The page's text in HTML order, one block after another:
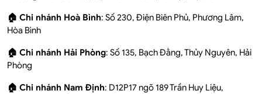
🏠 Chi nhánh Hoà Bình: Số 230, Điện Biên Phủ, Phương Lâm,
Hòa Bình
🏠 Chi nhánh Hải Phòng: Số 135, Bạch Đằng, Thủy Nguyên, Hải
Phòng
🏠 Chi nhánh Nam Định: D12P17 ngõ 189 Trần Huy Liệu,